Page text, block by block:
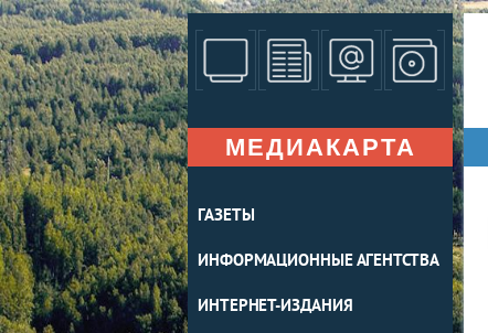
МЕДИАКАРТА
ГАЗЕТЫ
ИНФОРМАЦИОННЫЕ АГЕНТСТВА
ИНТЕРНЕТ-ИЗДАНИЯ